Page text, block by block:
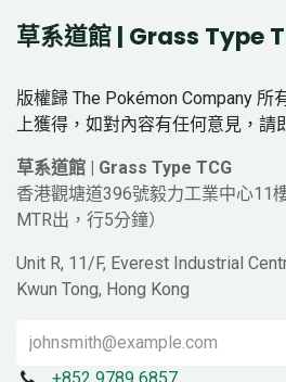
草系道館 | Grass Type
版權歸 The Pokémon Company 所
上獲得，如對內容有任何意見，請
草系道館 | Grass Type TCG
香港觀塘道396號毅力工業中心11
MTR出，行5分鐘）
Unit R, 11/F, Everest Industrial
Kwun Tong, Hong Kong
+852 9789 6857